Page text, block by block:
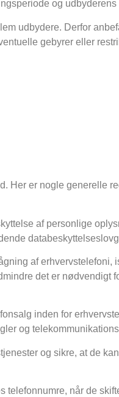
og udbyderens
udbydere. Derfor
gebyrer eller
Her er nogle generelle
af personlige
af erhvervstelefoni,
det er nødvendigt
inden for
og
og sikre, at de
telefonnumre, når de